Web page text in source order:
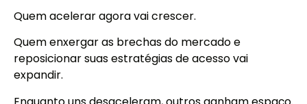
Quem acelerar agora vai crescer.
Quem enxergar as brechas do mercado e
reposicionar suas estratégias de acesso vai
expandir.